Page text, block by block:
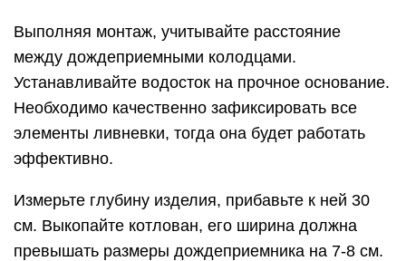
Выполняя монтаж, учитывайте расстояние
между дождеприемными колодцами.
Устанавливайте водосток на прочное основание.
Необходимо качественно зафиксировать все
элементы ливневки, тогда она будет работать
эффективно.
Измерьте глубину изделия, прибавьте к ней 30
см. Выкопайте котлован, его ширина должна
превышать размеры дождеприемника на 7-8 см.